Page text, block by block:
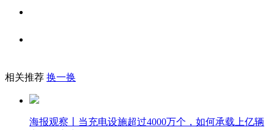
相关推荐 换一换
海报观察丨当充电设施超过4000万个，如何承载上亿辆